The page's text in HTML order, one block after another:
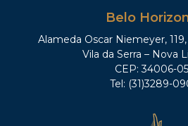
Belo
Alameda Oscar Niemeyer, 119,
Vila da Serra – Nova
CEP: 34006-
Tel: (31)3289-